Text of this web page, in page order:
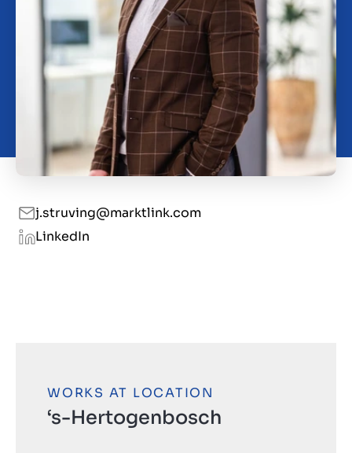
Contact
SL
j.struving@marktlink.com
LinkedIn
WORKS AT LOCATION
‘s-Hertogenbosch